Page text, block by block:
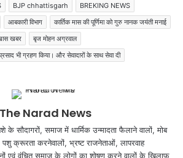
BJP chhattisgarh
BREKING NEWS
आबकारी विभाग
कार्तिक मास की पूर्णिमा को गुरु नानक जयंती मनाई
खबर
बृज मोहन अग्रवाल
भी ग्रहण किया। और सेवादारों के साथ सेवा दी
The Narad News
के सौदागरों, समाज में धार्मिक उन्मादता फैलाने वालों, मोब
क्रूरता करनेवालों, भ्रष्ट राजनेताओं, लापरवाह
एवं वंचित समाज के लोगों का शोषण करने वालों के खिलाफ